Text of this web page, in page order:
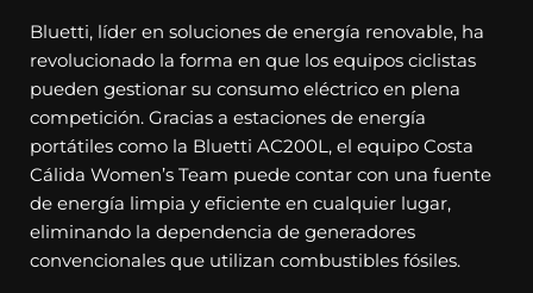
Bluetti, líder en soluciones de energía renovable, ha
revolucionado la forma en que los equipos ciclistas
pueden gestionar su consumo eléctrico en plena
competición. Gracias a estaciones de energía
portátiles como la Bluetti AC200L, el equipo Costa
Cálida Women’s Team puede contar con una fuente
de energía limpia y eficiente en cualquier lugar,
eliminando la dependencia de generadores
convencionales que utilizan combustibles fósiles.